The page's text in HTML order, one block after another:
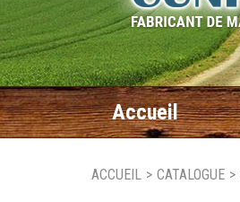
Accueil
ACCUEIL > CATALOGUE >